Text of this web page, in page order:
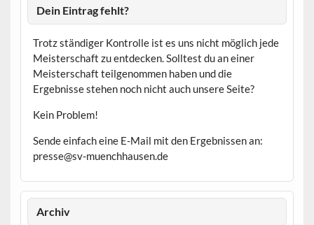
Dein Eintrag fehlt?
Trotz ständiger Kontrolle ist es uns nicht möglich jede
Meisterschaft zu entdecken. Solltest du an einer
Meisterschaft teilgenommen haben und die
Ergebnisse stehen noch nicht auch unsere Seite?
Kein Problem!
Sende einfach eine E-Mail mit den Ergebnissen an:
presse@sv-muenchhausen.de
Archiv